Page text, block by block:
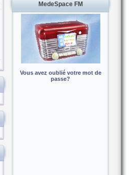
MedeSpace FM
Vous avez oublié votre mot de
passe?